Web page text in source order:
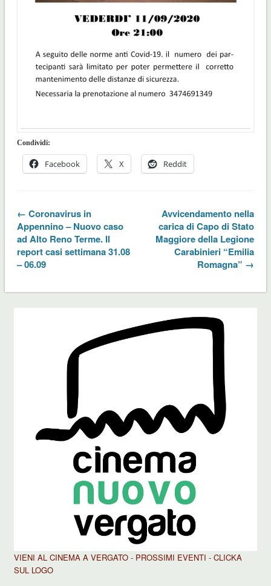
Condividi:
Facebook X Reddit
← Coronavirus in
Appennino – Nuovo caso
ad Alto Reno Terme. Il
report casi settimana 31.08
– 06.09
Avvicendamento nella
carica di Capo di Stato
Maggiore della Legione
Carabinieri “Emilia
Romagna” →
VIENI AL CINEMA A VERGATO - PROSSIMI EVENTI - CLICKA
SUL LOGO